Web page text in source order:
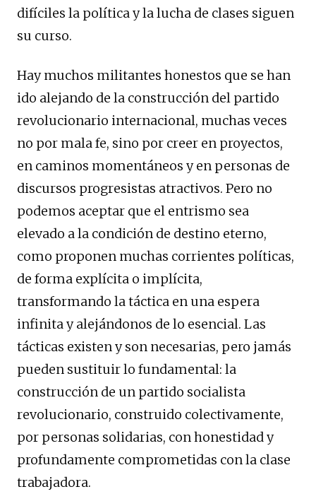
difíciles la política y la lucha de clases siguen
su curso.
Hay muchos militantes honestos que se han
ido alejando de la construcción del partido
revolucionario internacional, muchas veces
no por mala fe, sino por creer en proyectos,
en caminos momentáneos y en personas de
discursos progresistas atractivos. Pero no
podemos aceptar que el entrismo sea
elevado a la condición de destino eterno,
como proponen muchas corrientes políticas,
de forma explícita o implícita,
transformando la táctica en una espera
infinita y alejándonos de lo esencial. Las
tácticas existen y son necesarias, pero jamás
pueden sustituir lo fundamental: la
construcción de un partido socialista
revolucionario, construido colectivamente,
por personas solidarias, con honestidad y
profundamente comprometidas con la clase
trabajadora.